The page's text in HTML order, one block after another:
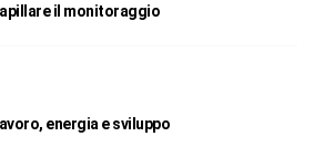
il monitoraggio
energia e sviluppo